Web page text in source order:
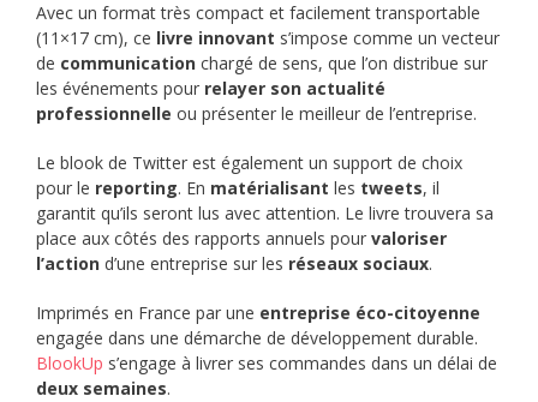
Avec un format très compact et facilement transportable
(11×17 cm), ce livre innovant s’impose comme un vecteur
de communication chargé de sens, que l’on distribue sur
les événements pour relayer son actualité
professionnelle ou présenter le meilleur de l’entreprise.
Le blook de Twitter est également un support de choix
pour le reporting. En matérialisant les tweets, il
garantit qu’ils seront lus avec attention. Le livre trouvera sa
place aux côtés des rapports annuels pour valoriser
l’action d’une entreprise sur les réseaux sociaux.
Imprimés en France par une entreprise éco-citoyenne
engagée dans une démarche de développement durable.
BlookUp s’engage à livrer ses commandes dans un délai de
deux semaines.